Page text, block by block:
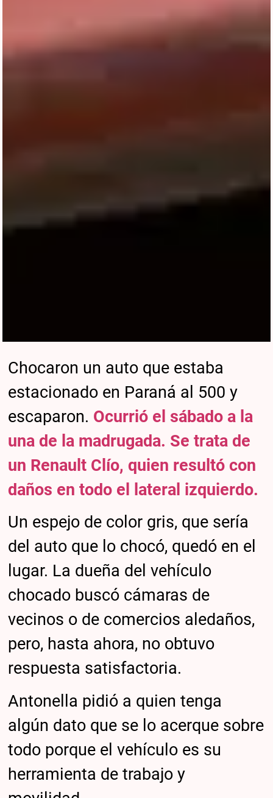
Chocaron un auto que estaba
estacionado en Paraná al 500 y
escaparon. Ocurrió el sábado a la
una de la madrugada. Se trata de
un Renault Clío, quien resultó con
daños en todo el lateral izquierdo.
Un espejo de color gris, que sería
del auto que lo chocó, quedó en el
lugar. La dueña del vehículo
chocado buscó cámaras de
vecinos o de comercios aledaños,
pero, hasta ahora, no obtuvo
respuesta satisfactoria.
Antonella pidió a quien tenga
algún dato que se lo acerque sobre
todo porque el vehículo es su
herramienta de trabajo y